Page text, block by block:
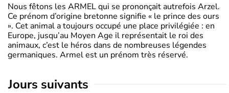
Nous fêtons les ARMEL qui se prononçait autrefois Arzel.
Ce prénom d’origine bretonne signifie « le prince des ours
». Cet animal a toujours occupé une place privilégiée : en
Europe, jusqu’au Moyen Age il représentait le roi des
animaux, c’est le héros dans de nombreuses légendes
germaniques. Armel est un prénom très réservé.
jours suivants